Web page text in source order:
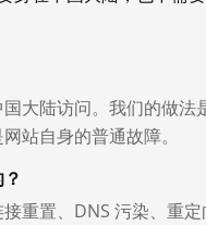
大陆访问。我们的做
站自身的普通故障。
重置、DNS 污染、重